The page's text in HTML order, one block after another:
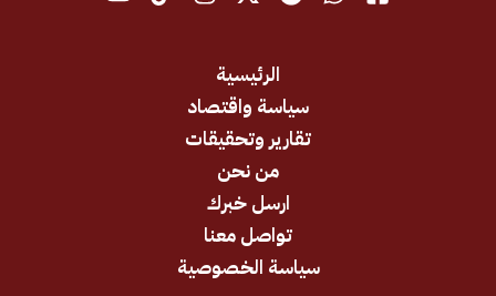
سياسة واقتصاد
تقارير وتحقيقات
ارسل خبرك
تواصل معنا
سياسة الخصوصية